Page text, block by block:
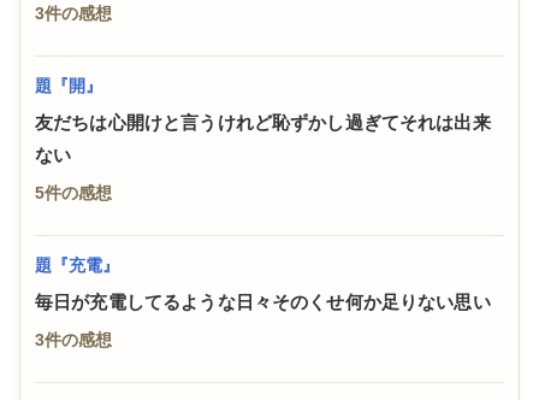
3件の感想
題『開』
友だちは心開けと言うけれど恥ずかし過ぎてそれは出来
ない
5件の感想
題『充電』
毎日が充電してるような日々そのくせ何か足りない思い
3件の感想